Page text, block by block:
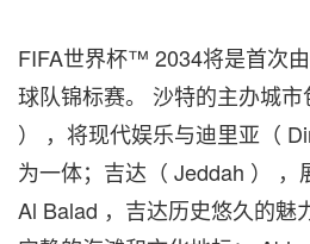
FIFA世界杯™ 2034将是首次
球队锦标赛。 沙特的主办城
） ，将现代娱乐与迪里亚（
为一体；吉达（ Jeddah ） ，
Al Balad ，吉达历史悠久的魅